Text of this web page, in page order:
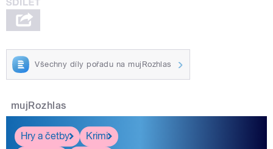
Všechny díly pořadu na mujRozhlas
mujRozhlas
Hry a četby
Krimi